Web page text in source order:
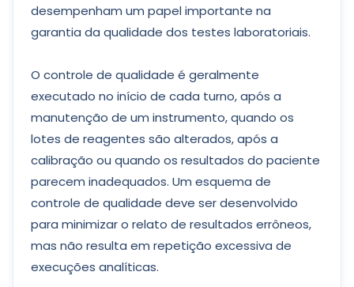
desempenham um papel importante na
garantia da qualidade dos testes laboratoriais.
O controle de qualidade é geralmente
executado no início de cada turno, após a
manutenção de um instrumento, quando os
lotes de reagentes são alterados, após a
calibração ou quando os resultados do paciente
parecem inadequados. Um esquema de
controle de qualidade deve ser desenvolvido
para minimizar o relato de resultados errôneos,
mas não resulta em repetição excessiva de
execuções analíticas.